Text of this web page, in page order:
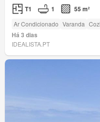
T1 1 55 m²
Ar Condicionado Varanda
Há 3 dias
IDEALISTA.PT